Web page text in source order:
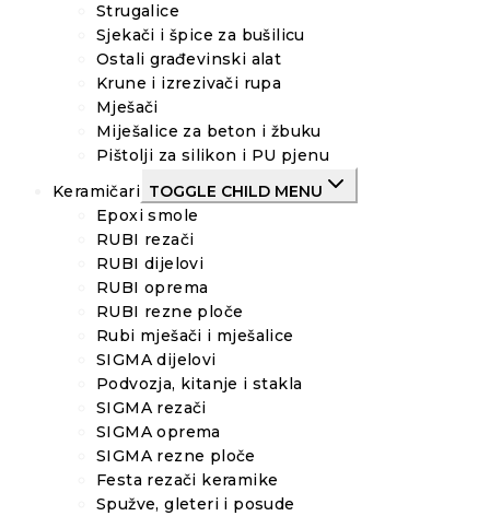
Strugalice
Sjekači i špice za bušilicu
Ostali građevinski alat
Krune i izrezivači rupa
Mješači
Miješalice za beton i žbuku
Pištolji za silikon i PU pjenu
Keramičari TOGGLE CHILD MENU
Epoxi smole
RUBI rezači
RUBI dijelovi
RUBI oprema
RUBI rezne ploče
Rubi mješači i mješalice
SIGMA dijelovi
Podvozja, kitanje i stakla
SIGMA rezači
SIGMA oprema
SIGMA rezne ploče
Festa rezači keramike
Spužve, gleteri i posude